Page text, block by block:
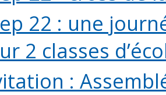
22 : une
2 classes
: